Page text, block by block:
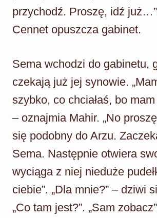
przychodź. Proszę, idź
Cennet opuszcza gabinet.
Sema wchodzi do gabinetu,
czekają już jej synowie.
szybko, co chciałaś, bo
– oznajmia Mahir. „No
się podobny do Arzu.
Sema. Następnie otwiera
wyciąga z niej nieduże
ciebie”. „Dla mnie?” – dziwi
„Co tam jest?”. „Sam